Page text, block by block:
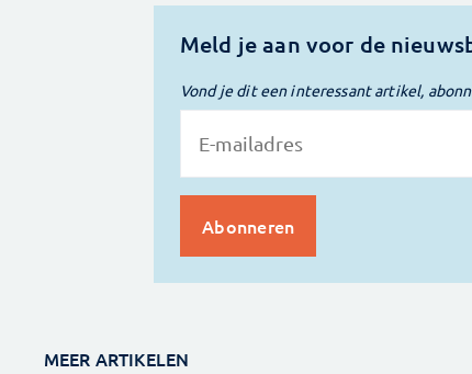
Meld je aan voor de
Vond je dit een interessant artikel,
MEER ARTIKELEN